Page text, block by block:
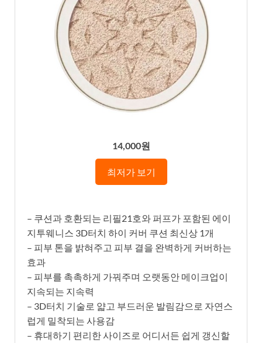
14,000원
최저가 보기
– 쿠션과 호환되는 리필21호와 퍼프가 포함된 에이
지투웨니스 3D터치 하이 커버 쿠션 최신상 1개
– 피부 톤을 밝혀주고 피부 결을 완벽하게 커버하는
효과
– 피부를 촉촉하게 가꿔주며 오랫동안 메이크업이
지속되는 지속력
– 3D터치 기술로 얇고 부드러운 발림감으로 자연스
럽게 밀착되는 사용감
– 휴대하기 편리한 사이즈로 어디서든 쉽게 갱신할